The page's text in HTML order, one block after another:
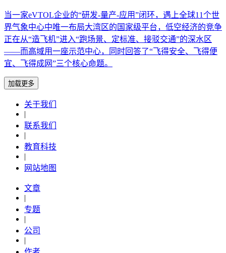
当一家eVTOL企业的“研发-量产-应用”闭环，遇上全球11个世
界气象中心中唯一布局大湾区的国家级平台，低空经济的竞争
正在从“造飞机”进入“跑场景、定标准、接驳交通”的深水区
——而高域用一座示范中心，同时回答了“飞得安全、飞得便
宜、飞得成网”三个核心命题。
加载更多
关于我们
|
联系我们
|
教育科技
|
网站地图
文章
|
专题
|
公司
|